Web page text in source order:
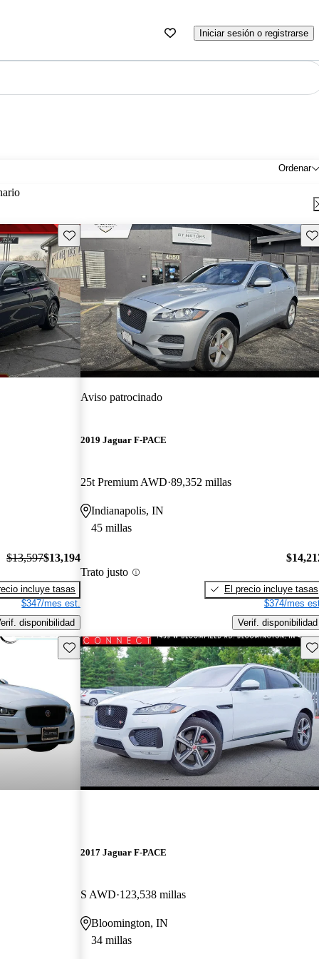
Iniciar sesión o registrarse
Ordenar
Guarda este Aviso
$13,597$13,194
incluye tasas
$347/mes est.
disponibilidad
Aviso patrocinado
2019 Jaguar F-PACE
25t Premium AWD 89,352 millas
Indianapolis, IN
45 millas
Trato justo
El precio incluye tasas
$374/mes
Verif. disponibilidad
Guarda este Aviso
2017 Jaguar F-PACE
S AWD 123,538 millas
Bloomington, IN
34 millas